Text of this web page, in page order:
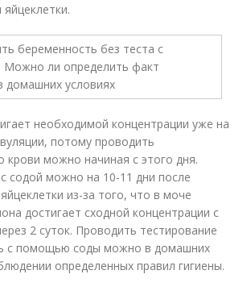
необходимой концентрации уже на
потому проводить
крови можно начиная с этого дня.
содой можно на 10-11 дни после
из-за того, что в моче
достигает сходной концентрации с
2 суток. Проводить тестирование
с помощью соды можно в домашних
определенных правил гигиены.